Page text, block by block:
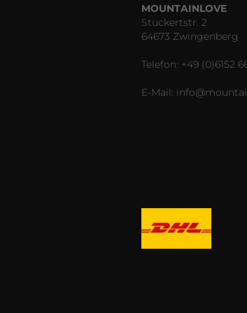
MOUNTAINLOVE
Stuckertstr. 2
64673 Zwingenberg
Telefon: +49 (0)6152
E-Mail: